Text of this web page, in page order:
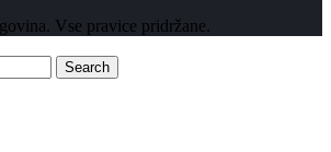
Vse pravice pridržane.
Search